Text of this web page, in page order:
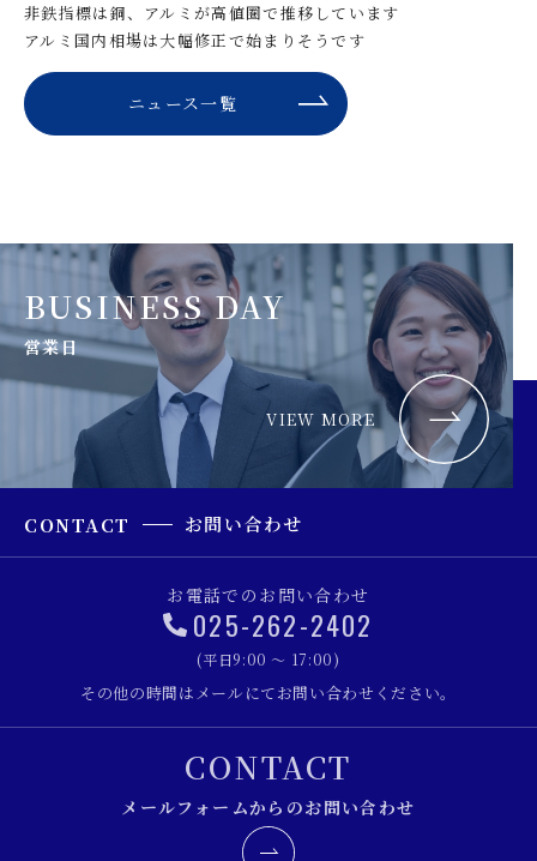
非鉄指標は銅、アルミが高値圏で推移しています
アルミ国内相場は大幅修正で始まりそうです
ニュース一覧
BUSINESS DAY
営業日
VIEW MORE
CONTACT お問い合わせ
お電話でのお問い合わせ
025-262-2402
(平日9:00 ～ 17:00)
その他の時間はメールにてお問い合わせください。
CONTACT
メールフォームからのお問い合わせ